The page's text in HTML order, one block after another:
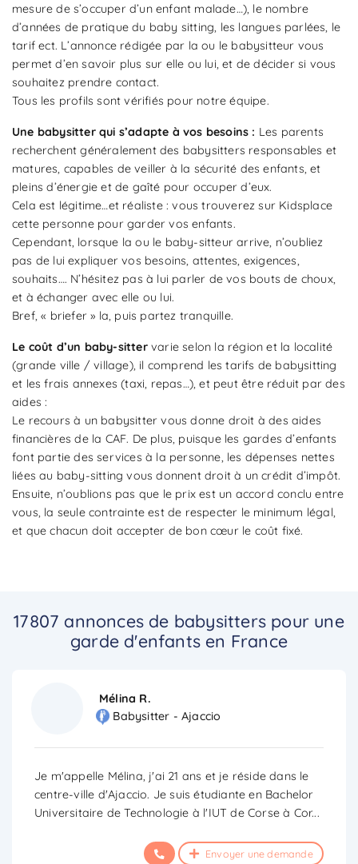
mesure de s’occuper d’un enfant malade…), le nombre
d’années de pratique du baby sitting, les langues parlées, le
tarif ect. L’annonce rédigée par la ou le babysitteur vous
permet d’en savoir plus sur elle ou lui, et de décider si vous
souhaitez prendre contact.
Tous les profils sont vérifiés pour notre équipe.
Une babysitter qui s’adapte à vos besoins : Les parents
recherchent généralement des babysitters responsables et
matures, capables de veiller à la sécurité des enfants, et
pleins d’énergie et de gaîté pour occuper d’eux.
Cela est légitime…et réaliste : vous trouverez sur Kidsplace
cette personne pour garder vos enfants.
Cependant, lorsque la ou le baby-sitteur arrive, n’oubliez
pas de lui expliquer vos besoins, attentes, exigences,
souhaits…. N’hésitez pas à lui parler de vos bouts de choux,
et à échanger avec elle ou lui.
Bref, « briefer » la, puis partez tranquille.
Le coût d’un baby-sittervarie selon la région et la localité
(grande ville / village), il comprend les tarifs de babysitting
et les frais annexes (taxi, repas…), et peut être réduit par des
aides :
Le recours à un babysitter vous donne droit à des aides
financières de la CAF. De plus, puisque les gardes d’enfants
font partie des services à la personne, les dépenses nettes
liées au baby-sitting vous donnent droit à un crédit d’impôt.
Ensuite, n’oublions pas que le prix est un accord conclu entre
vous, la seule contrainte est de respecter le minimum légal,
et que chacun doit accepter de bon cœur le coût fixé.
17807 annonces de babysitters pour une
garde d'enfants en France
Mélina R.
Babysitter - Ajaccio
Je m'appelle Mélina, j'ai 21 ans et je réside dans le
centre-ville d'Ajaccio. Je suis étudiante en Bachelor
Universitaire de Technologie à l'IUT de Corse à Cor...
Envoyer une demande